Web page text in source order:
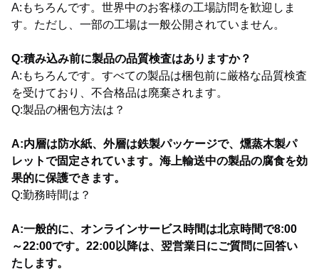
A:もちろんです。世界中のお客様の工場訪問を歓迎しま
す。ただし、一部の工場は一般公開されていません。
Q:積み込み前に製品の品質検査はありますか？
A:もちろんです。すべての製品は梱包前に厳格な品質検査
を受けており、不合格品は廃棄されます。
Q:製品の梱包方法は？
A:内層は防水紙、外層は鉄製パッケージで、燻蒸木製パ
レットで固定されています。海上輸送中の製品の腐食を効
果的に保護できます。
Q:勤務時間は？
A:一般的に、オンラインサービス時間は北京時間で8:00
～22:00です。22:00以降は、翌営業日にご質問に回答い
たします。